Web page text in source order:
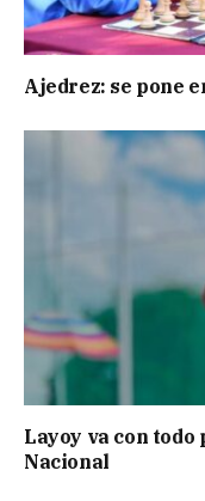
Ajedrez: se pone
Layoy va con
Nacional